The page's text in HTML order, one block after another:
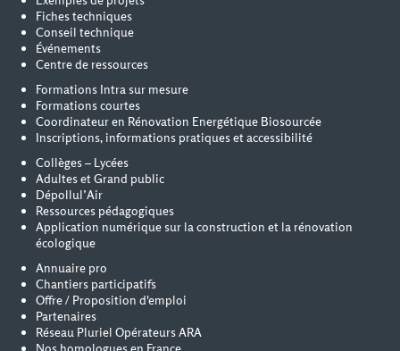
Fiches techniques
Conseil technique
Événements
Centre de ressources
Formations Intra sur mesure
Formations courtes
Coordinateur en Rénovation Energétique Biosourcée
Inscriptions, informations pratiques et accessibilité
Collèges – Lycées
Adultes et Grand public
Dépollul’Air
Ressources pédagogiques
Application numérique sur la construction et la rénovation
écologique
Annuaire pro
Chantiers participatifs
Offre / Proposition d'emploi
Partenaires
Réseau Pluriel Opérateurs ARA